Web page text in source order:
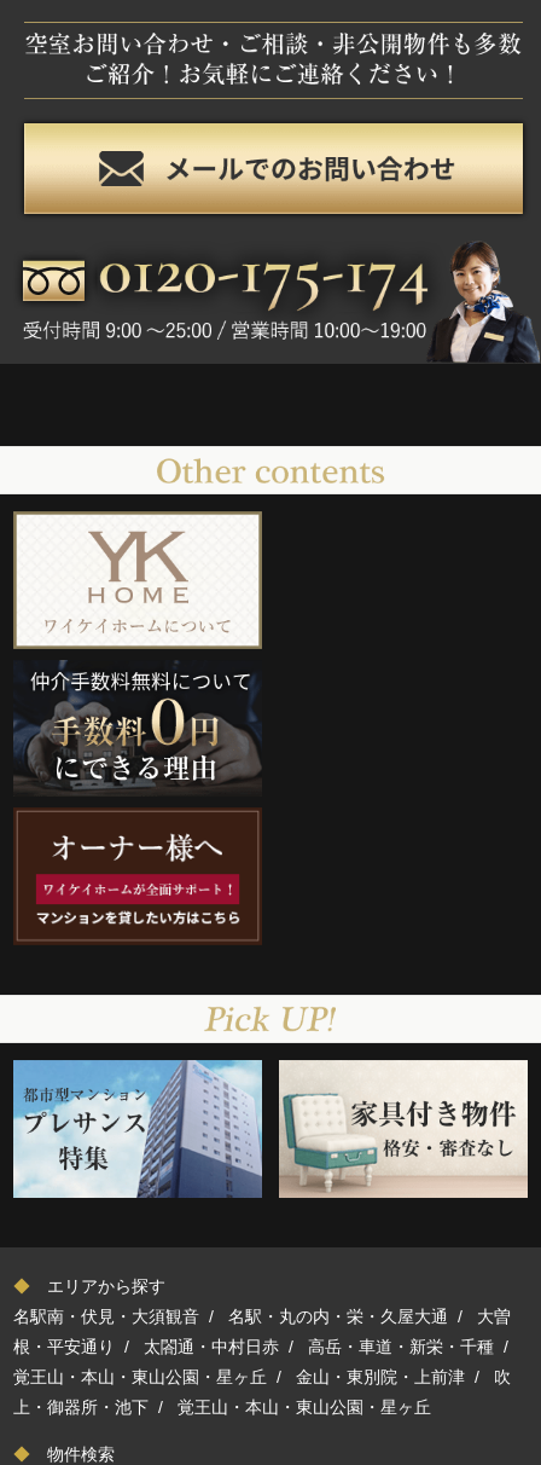
◆ エリアから探す
名駅南・伏見・大須観音 /名駅・丸の内・栄・久屋大通 / 大曽
根・平安通り
/ 太閤通・中村日赤 /高岳・車道・新栄・千種 /
覚王山・本山・東山公園・星ヶ丘 /金山・東別院・上前津 / 吹
上・御器所・池下 /覚王山・本山・東山公園・星ヶ丘
◆ 物件検索